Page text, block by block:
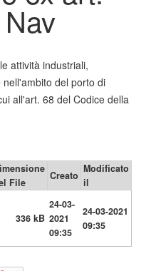
attività industriali,
del porto di
all'art. 68 del Codice della
File
Creato
Modificato
il
336 kB
24-03-
2021
09:35
24-03-2021
09:35